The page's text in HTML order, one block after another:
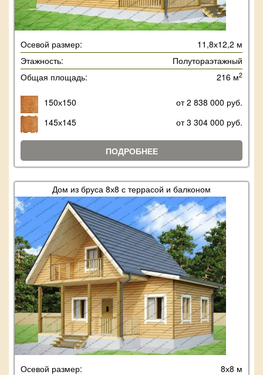
Осевой размер:
11,8х12,2 м
Этажность:
Полутораэтажный
Общая площадь:
216 м2
150х150
от 2 838 000 руб.
145х145
от 3 304 000 руб.
ПОДРОБНЕЕ
Дом из бруса 8х8 с террасой и балконом
Осевой размер:
8х8 м